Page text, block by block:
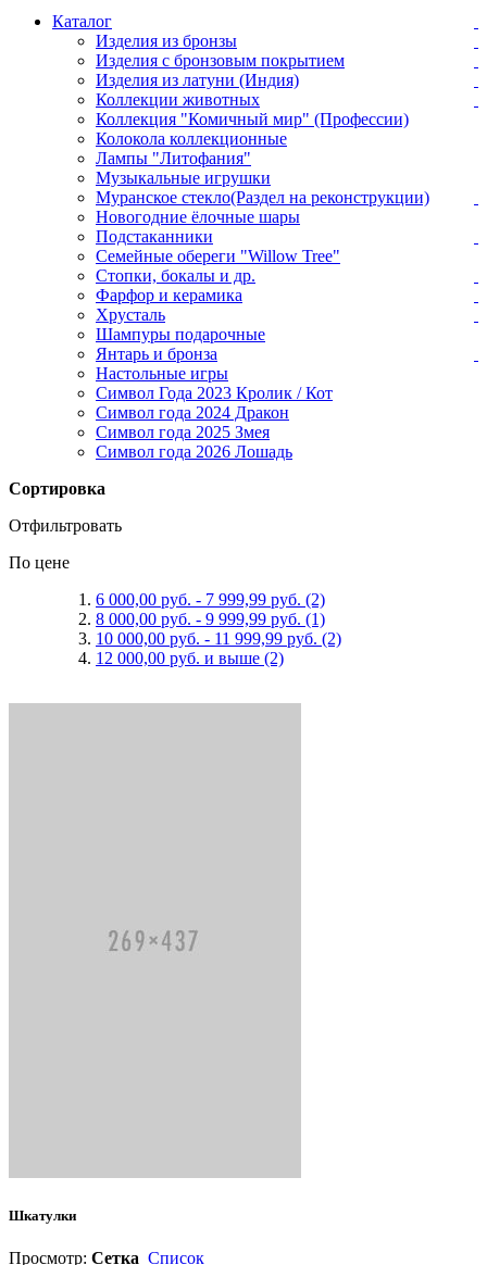
Каталог
Изделия из бронзы
Изделия с бронзовым покрытием
Изделия из латуни (Индия)
Коллекции животных
Коллекция "Комичный мир" (Профессии)
Колокола коллекционные
Лампы "Литофания"
Музыкальные игрушки
Муранское стекло(Раздел на реконструкции)
Новогодние ёлочные шары
Подстаканники
Семейные обереги "Willow Tree"
Стопки, бокалы и др.
Фарфор и керамика
Хрусталь
Шампуры подарочные
Янтарь и бронза
Настольные игры
Символ Года 2023 Кролик / Кот
Символ года 2024 Дракон
Символ года 2025 Змея
Символ года 2026 Лошадь
Сортировка
Отфильтровать
По цене
6 000,00 руб. - 7 999,99 руб. (2)
8 000,00 руб. - 9 999,99 руб. (1)
10 000,00 руб. - 11 999,99 руб. (2)
12 000,00 руб. и выше (2)
Шкатулки
Просмотр: Сетка Список